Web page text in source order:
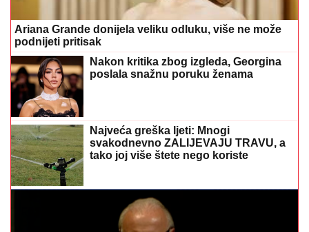
Nakon kritika zbog izgleda, Georgina
poslala snažnu poruku ženama
tako joj više štete nego koriste